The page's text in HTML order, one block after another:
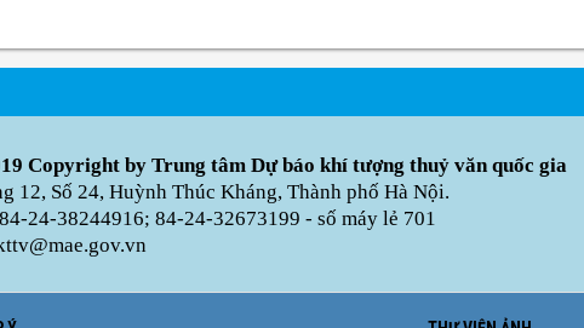
Copyright by Trung tâm Dự báo khí tượng thuỷ văn quốc gia
12, Số 24, Huỳnh Thúc Kháng, Thành phố Hà Nội.
24-38244916; 84-24-32673199 - số máy lẻ 701